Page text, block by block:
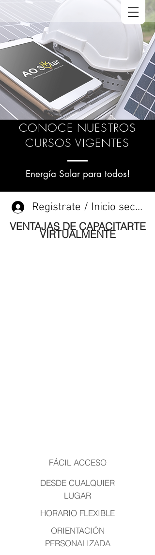
CONOCE NUESTROS
CURSOS VIGENTES
Energía Solar para todos!
Registrate / Inicio sección
VENTAJAS DE CAPACITARTE
VIRTUALMENTE
FÁCIL ACCESO
DESDE CUALQUIER
LUGAR
HORARIO FLEXIBLE
ORIENTACIÓN
PERSONALIZADA